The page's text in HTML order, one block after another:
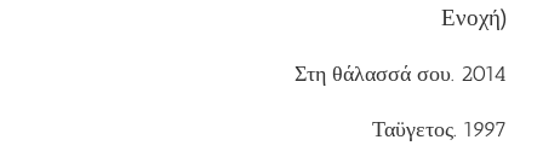
Ενοχή)
Στη θάλασσά σου. 2014
Ταϋγετος. 1997